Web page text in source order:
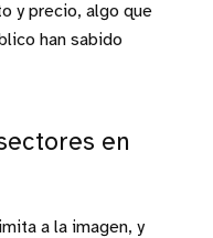
y precio, algo que
han sabido
en
a la imagen, y